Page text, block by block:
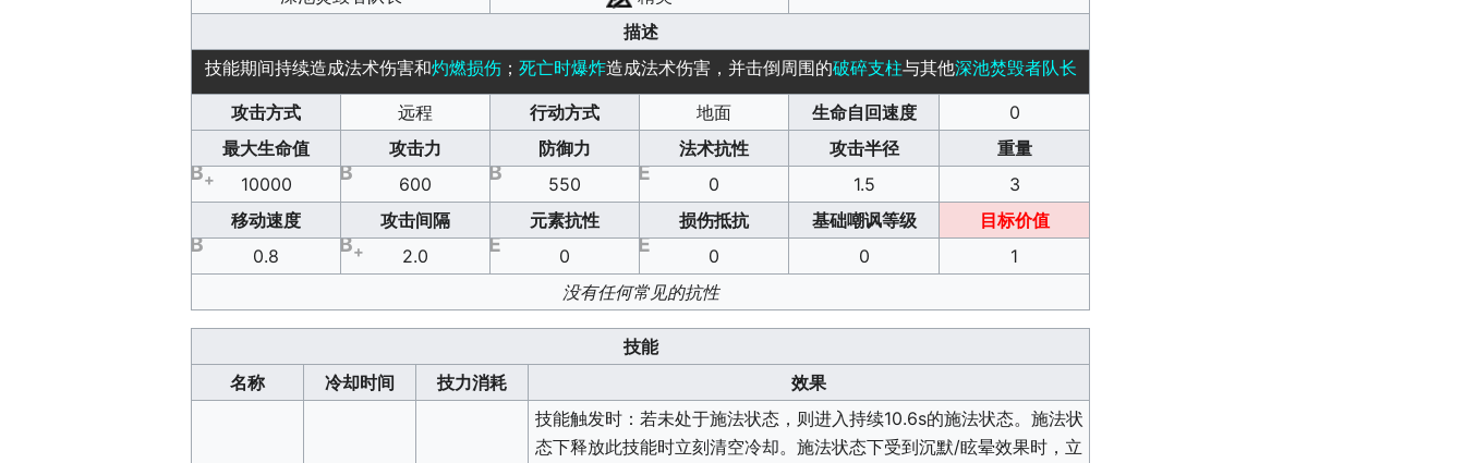
描述
技能期间持续造成法术伤害和灼燃损伤； 死亡时爆炸造成法术伤害，并击倒周围的破碎支柱与其他深池焚毁者队长
攻击方式 远程 行动方式 地面 生命自回速度
0
最大生命值
攻击力 防御力 法术抗性 攻击半径
重量
10000
B+ 600
B 550
B 0
E 1.5
3
移动速度
攻击间隔 元素抗性 损伤抵抗 基础嘲讽等级
目标价值
0.8
B 2.0
B+ 0
E 0
E 0
1
没有任何常见的抗性
技能
名称
冷却时间 技力消耗 效果
技能触发时：若未处于施法状态，则进入持续10.6s的施法状态。施法状
态下释放此技能时立刻清空冷却。施法状态下受到沉默/眩晕效果时，立